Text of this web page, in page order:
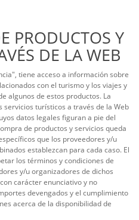
PRODUCTOS Y
DE LA WEB
tiene acceso a información sobre
con el turismo y los viajes y
algunos de estos productos. La
servicios turísticos a través de la Web
datos legales figuran a pie del
de productos y servicios queda
que los proveedores y/u
establezcan para cada caso. El
los términos y condiciones de
y/u organizadores de dichos
carácter enunciativo y no
devengados y el cumplimiento
acerca de la disponibilidad de